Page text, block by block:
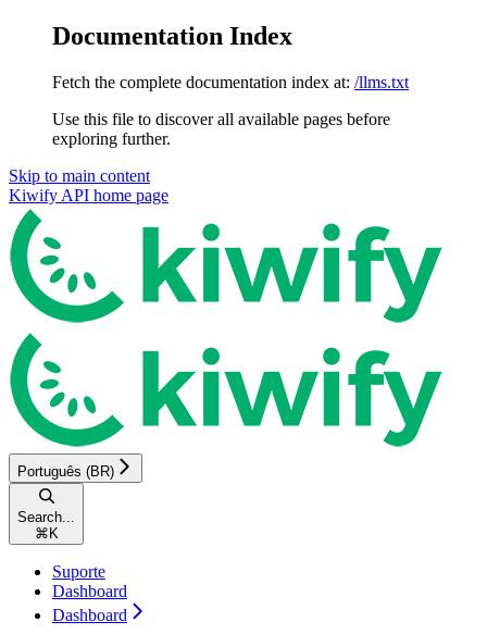
Documentation Index
Fetch the complete documentation index at: /llms.txt
Use this file to discover all available pages before
exploring further.
Skip to main content
Kiwify API home page
Português (BR)
Search...
⌘ K
Suporte
Dashboard
Dashboard